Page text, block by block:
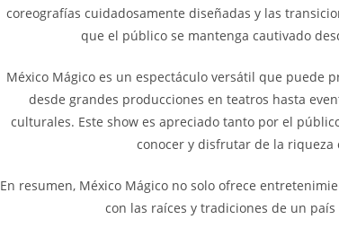
coreografías cuidadosamente diseñadas y las
que el público se mantenga cautivado
México Mágico es un espectáculo versátil que puede
desde grandes producciones en teatros hasta
culturales. Este show es apreciado tanto por el
conocer y disfrutar de la riqueza
En resumen, México Mágico no solo ofrece
con las raíces y tradiciones de un